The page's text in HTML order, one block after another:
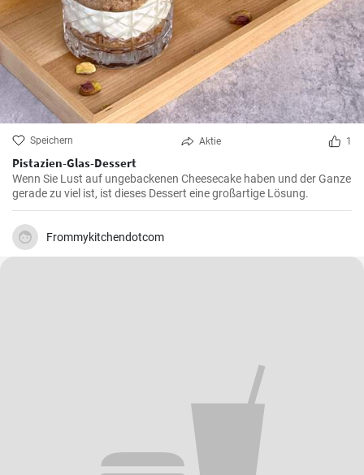
Speichern Aktie 1
Pistazien-Glas-Dessert
Wenn Sie Lust auf ungebackenen Cheesecake haben und der Ganze
gerade zu viel ist, ist dieses Dessert eine großartige Lösung.
Frommykitchendotcom